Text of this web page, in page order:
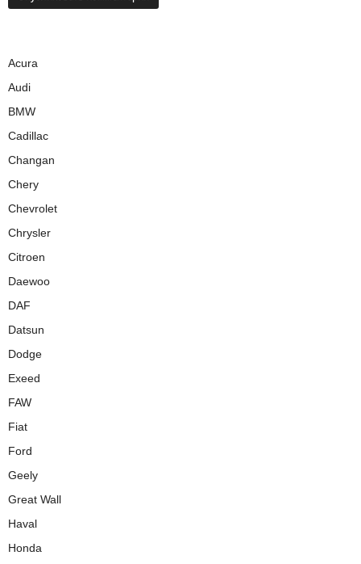
Acura
Audi
BMW
Cadillac
Changan
Chery
Chevrolet
Chrysler
Citroen
Daewoo
DAF
Datsun
Dodge
Exeed
FAW
Fiat
Ford
Geely
Great Wall
Haval
Honda